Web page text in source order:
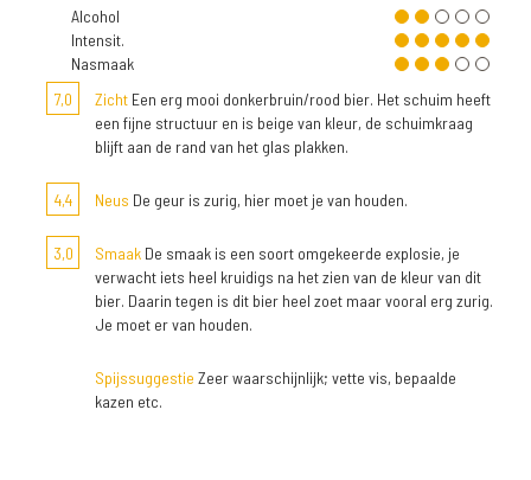
Alcohol
Intensit.
Nasmaak
7,0
Zicht Een erg mooi donkerbruin/rood bier. Het schuim heeft
een fijne structuur en is beige van kleur, de schuimkraag
blijft aan de rand van het glas plakken.
4,4 Neus De geur is zurig, hier moet je van houden.
3,0 Smaak De smaak is een soort omgekeerde explosie, je
verwacht iets heel kruidigs na het zien van de kleur van dit
bier. Daarin tegen is dit bier heel zoet maar vooral erg zurig.
Je moet er van houden.
Spijssuggestie Zeer waarschijnlijk; vette vis, bepaalde
kazen etc.